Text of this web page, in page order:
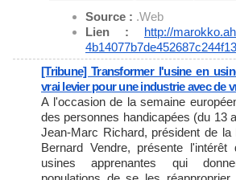
Source : .Web
Lien : http://
[Tribune] Transformer l'usine en
vrai levier pour une industrie avec de
A l'occasion de la semaine
des personnes handicapées (du 13
Jean-Marc Richard, président de la
Bernard Vendre, présente
usines apprenantes qui